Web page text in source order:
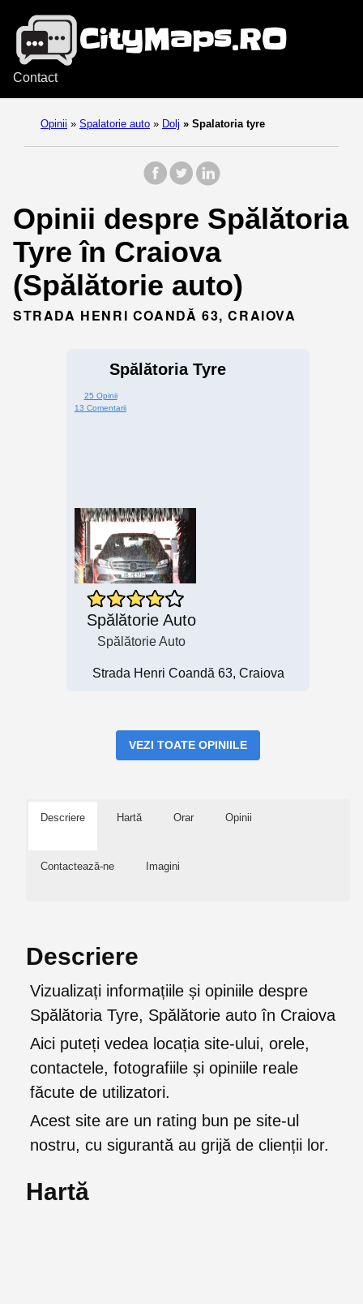
Contact
Opinii » Spalatorie auto » Dolj » Spalatoria tyre
Opinii despre Spălătoria
Tyre în Craiova
(Spălătorie auto)
STRADA HENRI COANDĂ 63, CRAIOVA
Spălătoria Tyre
25 Opinii
13 Comentarii
Spălătorie Auto
Spălătorie Auto
Strada Henri Coandă 63, Craiova
VEZI TOATE OPINIILE
Descriere Hartă Orar Opinii
Contactează-ne Imagini
Descriere
Vizualizați informațiile și opiniile despre
Spălătoria Tyre, Spălătorie auto în Craiova
Aici puteți vedea locația site-ului, orele,
contactele, fotografiile și opiniile reale
făcute de utilizatori.
Acest site are un rating bun pe site-ul
nostru, cu sigurantă au grijă de clienții lor.
Hartă